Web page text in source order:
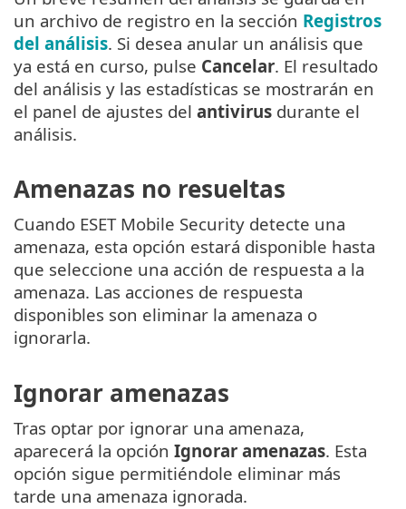
un archivo de registro en la sección Registros
del análisis. Si desea anular un análisis que
ya está en curso, pulse Cancelar. El resultado
del análisis y las estadísticas se mostrarán en
el panel de ajustes del antivirus durante el
análisis.
Amenazas no resueltas
Cuando ESET Mobile Security detecte una
amenaza, esta opción estará disponible hasta
que seleccione una acción de respuesta a la
amenaza. Las acciones de respuesta
disponibles son eliminar la amenaza o
ignorarla.
Ignorar amenazas
Tras optar por ignorar una amenaza,
aparecerá la opción Ignorar amenazas. Esta
opción sigue permitiéndole eliminar más
tarde una amenaza ignorada.